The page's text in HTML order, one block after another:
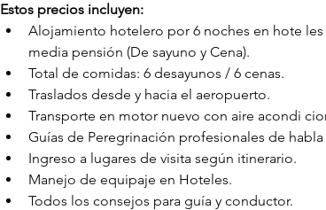
Estos precios incluyen:
Alojamiento hotelero por 6 noches en hote
media pensión (De sayuno y Cena).
Total de comidas: 6 desayunos / 6 cenas.
Traslados desde y hacia el aeropuerto.
Transporte en motor nuevo con aire acondi
Guías de Peregrinación profesionales de
Ingreso a lugares de visita según itinerario.
Manejo de equipaje en Hoteles.
Todos los consejos para guía y conductor.